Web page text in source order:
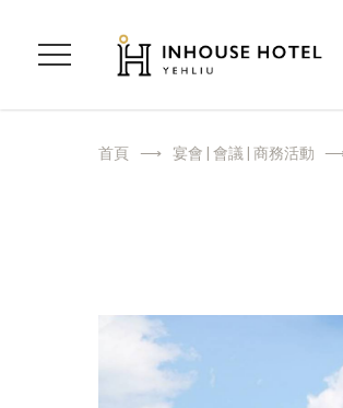
首頁 宴會 | 會議 | 商務活動